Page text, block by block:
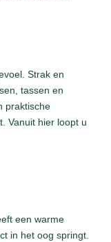
Strak en
tassen en
praktische
Vanuit hier loopt u
een warme
in het oog springt.